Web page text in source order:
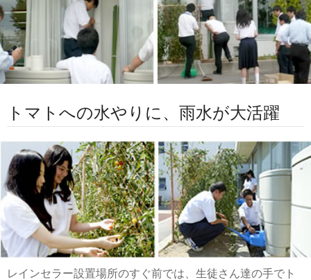
トマトへの水やりに、雨水が大活躍
レインセラー設置場所のすぐ前では、生徒さん達の手でト